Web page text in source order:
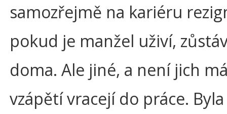
samozřejmě na kariéru
pokud je manžel uživí,
doma. Ale jiné, a není jich
vzápětí vracejí do práce.